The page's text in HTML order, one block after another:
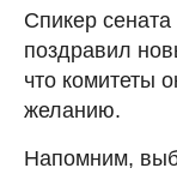
Спикер
поздравил
что комитеты
желанию.
Напомним,